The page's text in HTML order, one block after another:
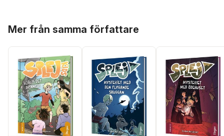
Mer från samma författare